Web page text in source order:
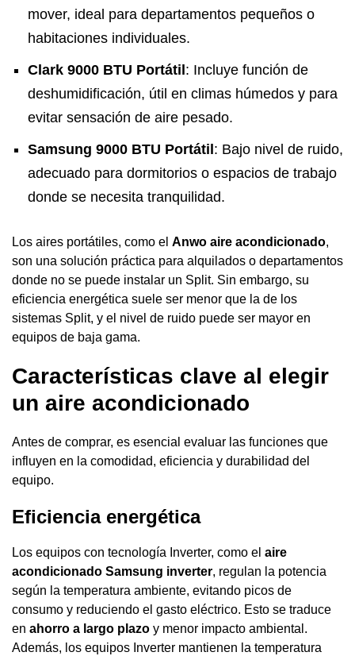
mover, ideal para departamentos pequeños o
habitaciones individuales.
Clark 9000 BTU Portátil: Incluye función de
deshumidificación, útil en climas húmedos y para
evitar sensación de aire pesado.
Samsung 9000 BTU Portátil: Bajo nivel de ruido,
adecuado para dormitorios o espacios de trabajo
donde se necesita tranquilidad.
Los aires portátiles, como el Anwo aire acondicionado,
son una solución práctica para alquilados o departamentos
donde no se puede instalar un Split. Sin embargo, su
eficiencia energética suele ser menor que la de los
sistemas Split, y el nivel de ruido puede ser mayor en
equipos de baja gama.
Características clave al elegir
un aire acondicionado
Antes de comprar, es esencial evaluar las funciones que
influyen en la comodidad, eficiencia y durabilidad del
equipo.
Eficiencia energética
Los equipos con tecnología Inverter, como el aire
acondicionado Samsung inverter, regulan la potencia
según la temperatura ambiente, evitando picos de
consumo y reduciendo el gasto eléctrico. Esto se traduce
en ahorro a largo plazo y menor impacto ambiental.
Además, los equipos Inverter mantienen la temperatura